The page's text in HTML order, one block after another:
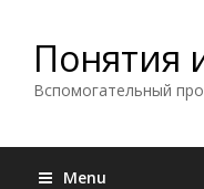
Понятия
Вспомогательный
Menu